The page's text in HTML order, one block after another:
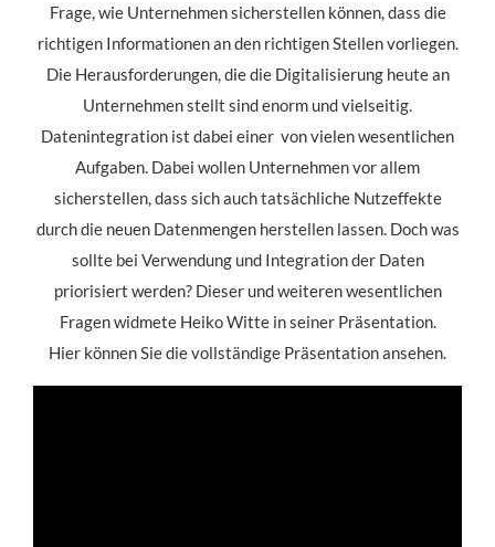
Frage, wie Unternehmen sicherstellen können, dass die
richtigen Informationen an den richtigen Stellen vorliegen.
Die Herausforderungen, die die Digitalisierung heute an
Unternehmen stellt sind enorm und vielseitig.
Datenintegration ist dabei einer von vielen wesentlichen
Aufgaben. Dabei wollen Unternehmen vor allem
sicherstellen, dass sich auch tatsächliche Nutzeffekte
durch die neuen Datenmengen herstellen lassen. Doch was
sollte bei Verwendung und Integration der Daten
priorisiert werden? Dieser und weiteren wesentlichen
Fragen widmete Heiko Witte in seiner Präsentation.
Hier können Sie die vollständige Präsentation ansehen.